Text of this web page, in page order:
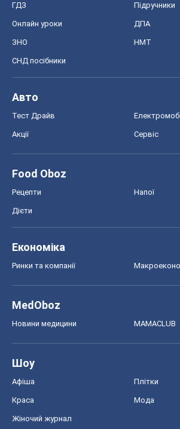
ГДЗ Підручники
Онлайн уроки ДПА
ЗНО НМТ
СНД посібники
Авто
Тест Драйв
Акції Сервіс
Food Oboz
Рецепти Напої
Дієти
Економіка
Ринки та компанії
MedOboz
Новини медицини MAMACLUB
Шоу
Афіша Плітки
Краса Мода
Жіночий журнал